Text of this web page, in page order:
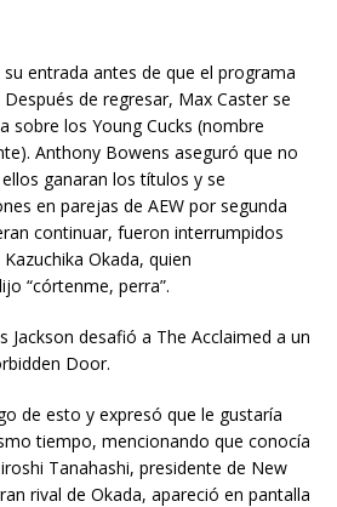
entrada antes de que el programa
de regresar, Max Caster se
sobre los Young Cucks (nombre
Anthony Bowens aseguró que no
ganaran los títulos y se
en parejas de AEW por segunda
continuar, fueron interrumpidos
Okada, quien
“córtenme, perra”.
Jackson desafió a The Acclaimed a un
Door.
de esto y expresó que le gustaría
tiempo, mencionando que conocía
Tanahashi, presidente de New
rival de Okada, apareció en pantalla